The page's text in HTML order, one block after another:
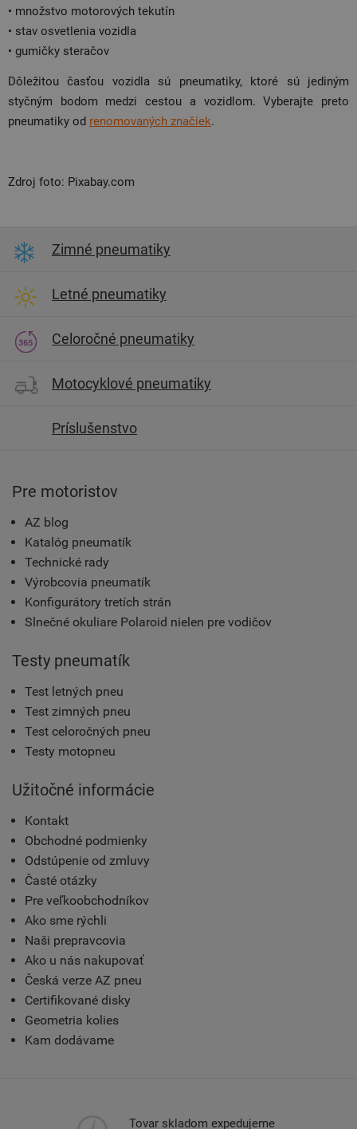
• množstvo motorových tekutín
• stav osvetlenia vozidla
• gumičky steračov
Dôležitou časťou vozidla sú pneumatiky, ktoré sú jediným
styčným bodom medzi cestou a vozidlom. Vyberajte preto
pneumatiky od renomovaných značiek.
Zdroj foto: Pixabay.com
Zimné pneumatiky
Letné pneumatiky
Celoročné pneumatiky
Motocyklové pneumatiky
Príslušenstvo
Pre motoristov
AZ blog
Katalóg pneumatík
Technické rady
Výrobcovia pneumatík
Konfigurátory tretích strán
Slnečné okuliare Polaroid nielen pre vodičov
Testy pneumatík
Test letných pneu
Test zimných pneu
Test celoročných pneu
Testy motopneu
Užitočné informácie
Kontakt
Obchodné podmienky
Odstúpenie od zmluvy
Časté otázky
Pre veľkoobchodníkov
Ako sme rýchli
Naši prepravcovia
Ako u nás nakupovať
Česká verze AZ pneu
Certifikované disky
Geometria kolies
Kam dodávame
Tovar skladom expedujeme